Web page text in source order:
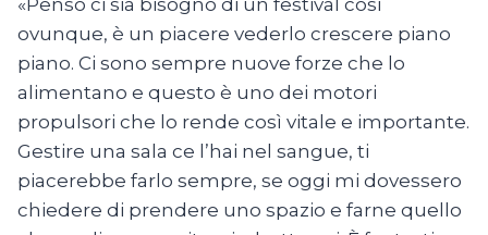
«Penso ci sia bisogno di un festival così
ovunque, è un piacere vederlo crescere piano
piano. Ci sono sempre nuove forze che lo
alimentano e questo è uno dei motori
propulsori che lo rende così vitale e importante.
Gestire una sala ce l’hai nel sangue, ti
piacerebbe farlo sempre, se oggi mi dovessero
chiedere di prendere uno spazio e farne quello